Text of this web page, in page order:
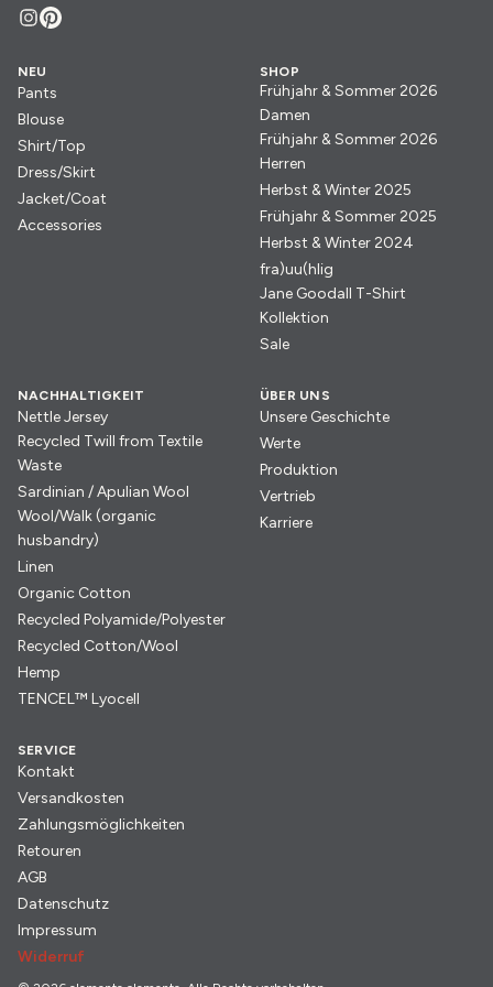
NEU
Pants
Blouse
Shirt/Top
Dress/Skirt
Jacket/Coat
Accessories
SHOP
Frühjahr & Sommer 2026
Damen
Frühjahr & Sommer 2026
Herren
Herbst & Winter 2025
Frühjahr & Sommer 2025
Herbst & Winter 2024
fra)uu(hlig
Jane Goodall T-Shirt
Kollektion
Sale
NACHHALTIGKEIT
Nettle Jersey
Recycled Twill from Textile
Waste
Sardinian / Apulian Wool
Wool/Walk (organic
husbandry)
Linen
Organic Cotton
Recycled Polyamide/Polyester
Recycled Cotton/Wool
Hemp
TENCEL™ Lyocell
ÜBER UNS
Unsere Geschichte
Werte
Produktion
Vertrieb
Karriere
SERVICE
Kontakt
Versandkosten
Zahlungsmöglichkeiten
Retouren
AGB
Datenschutz
Impressum
Widerruf